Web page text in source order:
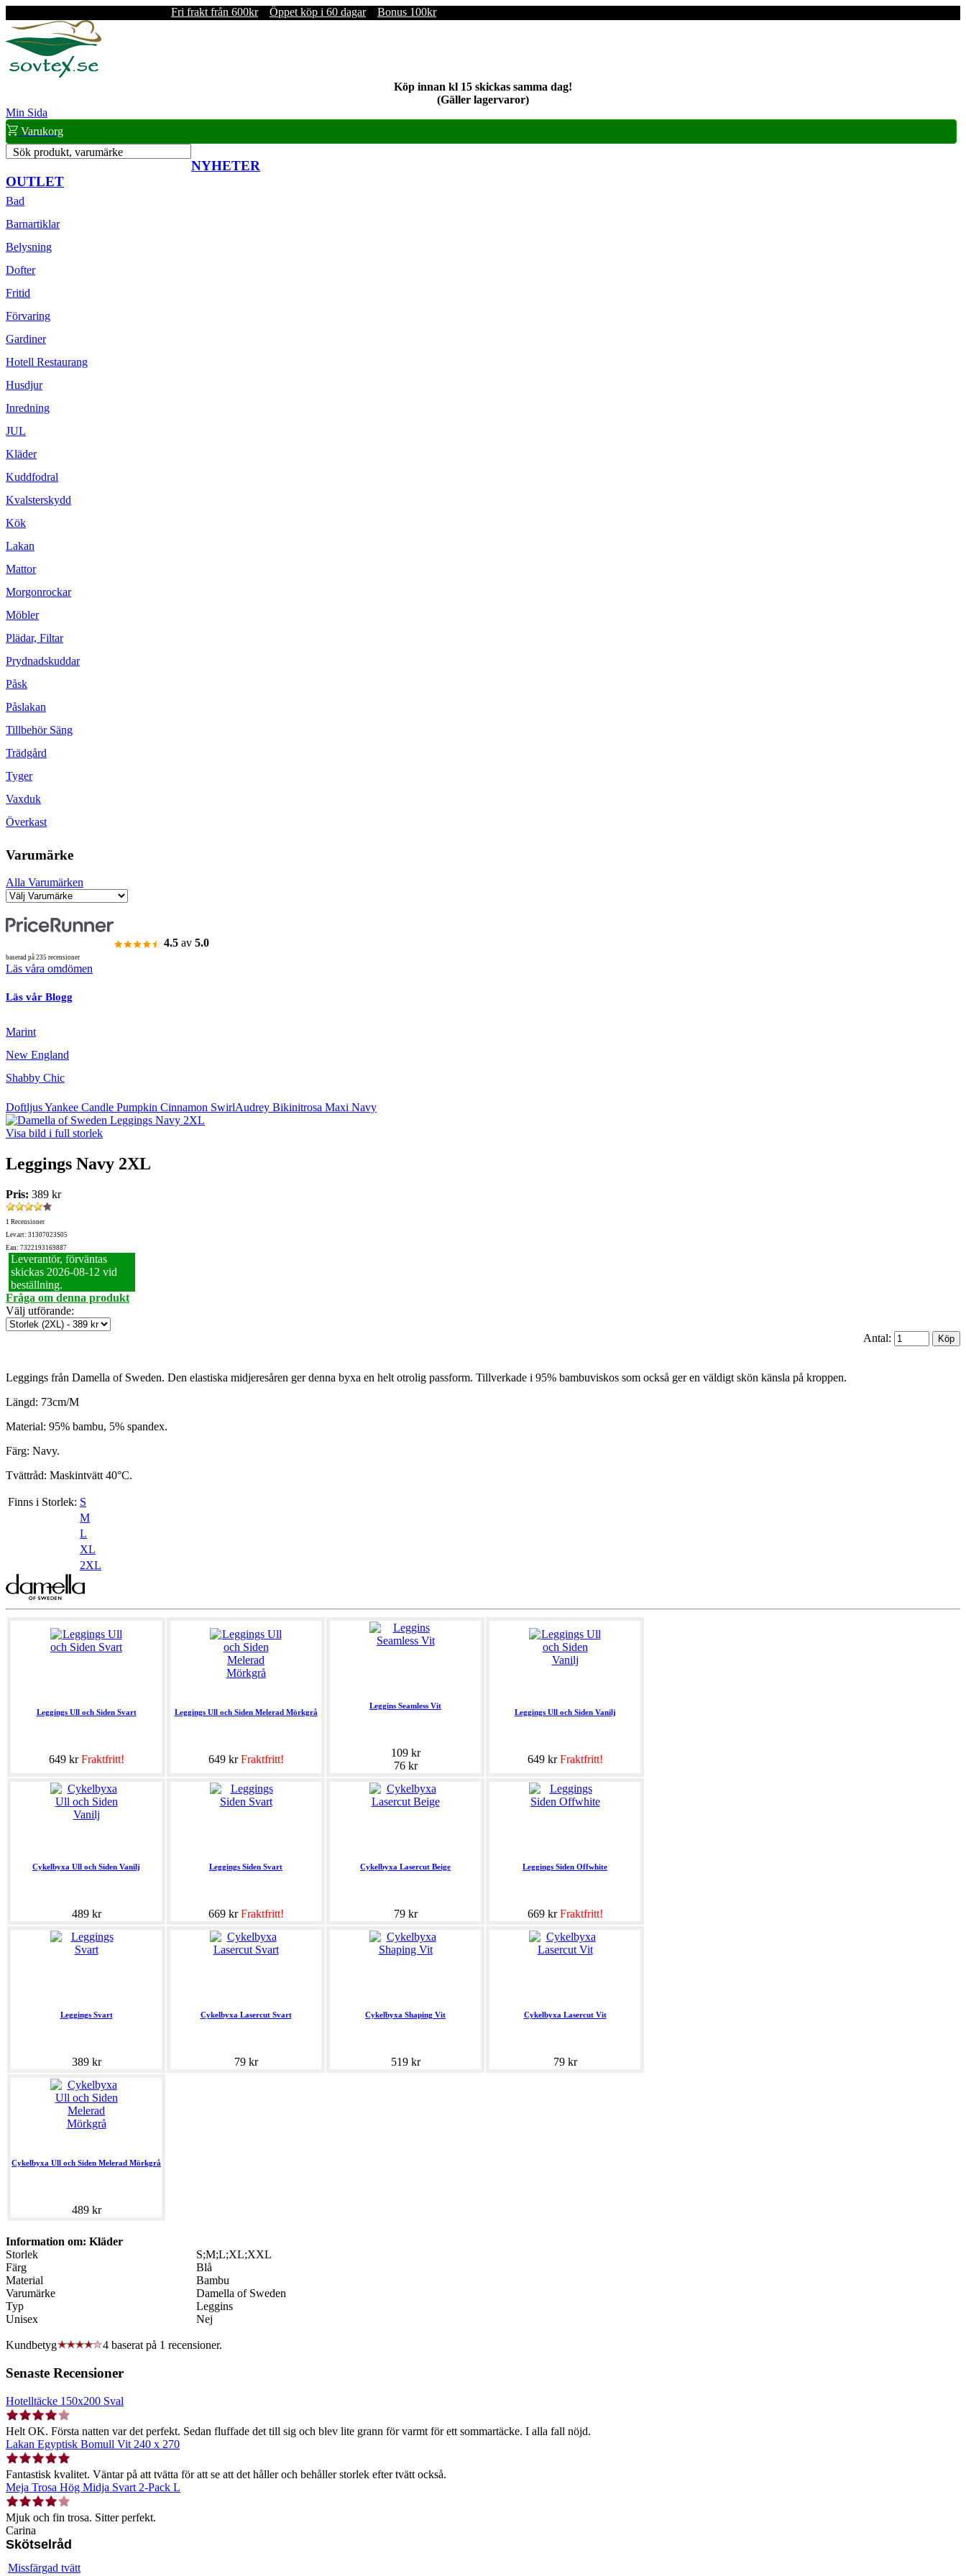
Fri frakt från 600kr Öppet köp i 60 dagar Bonus 100kr
Köp innan kl 15 skickas samma dag!
(Gäller lagervaror)
Min Sida
Varukorg
Sök produkt, varumärke
NYHETER
OUTLET
Bad
Barnartiklar
Belysning
Dofter
Fritid
Förvaring
Gardiner
Hotell Restaurang
Husdjur
Inredning
JUL
Kläder
Kuddfodral
Kvalsterskydd
Kök
Lakan
Mattor
Morgonrockar
Möbler
Plädar, Filtar
Prydnadskuddar
Påsk
Påslakan
Tillbehör Säng
Trädgård
Tyger
Vaxduk
Överkast
Varumärke
Alla Varumärken
4.5 av 5.0
baserad på 235 recensioner
Läs våra omdömen
Läs vår Blogg
Marint
New England
Shabby Chic
Doftljus Yankee Candle Pumpkin Cinnamon SwirlAudrey Bikinitrosa Maxi Navy
Visa bild i full storlek
Leggings Navy 2XL
Pris: 389 kr
1 Recensioner
Lev.art: 31307023S05
Ean: 7322193169887
Leverantör, förväntas
skickas 2026‑08‑12 vid
beställning.
Fråga om denna produkt
Välj utförande:
Antal:
Leggings från Damella of Sweden. Den elastiska midjeresåren ger denna byxa en helt otrolig passform. Tillverkade i 95% bambuviskos som också ger en väldigt skön känsla på kroppen.
Längd: 73cm/M
Material: 95% bambu, 5% spandex.
Färg: Navy.
Tvättråd: Maskintvätt 40°C.
Finns i Storlek: S
M
L
XL
2XL
Leggings Ull och Siden Svart
649 krFraktfritt!
Leggings Ull och Siden Melerad Mörkgrå
649 krFraktfritt!
Leggins Seamless Vit
109 kr
76 kr
Leggings Ull och Siden Vanilj
649 krFraktfritt!
Cykelbyxa Ull och Siden Vanilj
489 kr
Leggings Siden Svart
669 krFraktfritt!
Cykelbyxa Lasercut Beige
79 kr
Leggings Siden Offwhite
669 krFraktfritt!
Leggings Svart
389 kr
Cykelbyxa Lasercut Svart
79 kr
Cykelbyxa Shaping Vit
519 kr
Cykelbyxa Lasercut Vit
79 kr
Cykelbyxa Ull och Siden Melerad Mörkgrå
489 kr
Information om: Kläder
Storlek
S;M;L;XL;XXL
Färg
Blå
Material
Bambu
Varumärke
Damella of Sweden
Typ
Leggins
Unisex
Nej
Kundbetyg 4 baserat på 1 recensioner.
Senaste Recensioner
Hotelltäcke 150x200 Sval
Helt OK. Första natten var det perfekt. Sedan fluffade det till sig och blev lite grann för varmt för ett sommartäcke. I alla fall nöjd.
Lakan Egyptisk Bomull Vit 240 x 270
Fantastisk kvalitet. Väntar på att tvätta för att se att det håller och behåller storlek efter tvätt också.
Meja Trosa Hög Midja Svart 2-Pack L
Mjuk och fin trosa. Sitter perfekt.
Carina
Skötselråd
Missfärgad tvätt